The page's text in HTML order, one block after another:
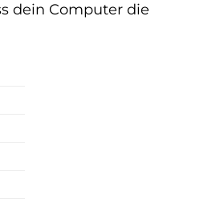
dein Computer die